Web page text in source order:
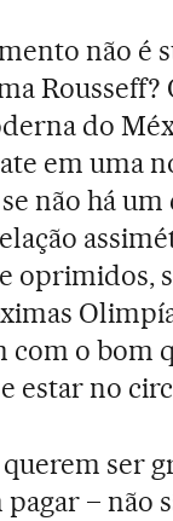
não é
do
em uma
não há
oprimidos,
o bom
estar no
ser
– não